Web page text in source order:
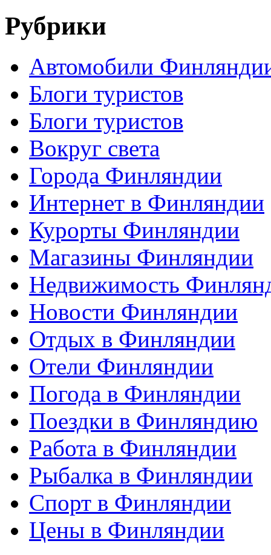
Рубрики
Автомобили
Блоги туристов
Блоги туристов
Вокруг света
Города Финляндии
Интернет в Финляндии
Курорты Финляндии
Магазины Финляндии
Недвижимость
Новости Финляндии
Отдых в Финляндии
Отели Финляндии
Погода в Финляндии
Поездки в Финляндию
Работа в Финляндии
Рыбалка в Финляндии
Спорт в Финляндии
Цены в Финляндии